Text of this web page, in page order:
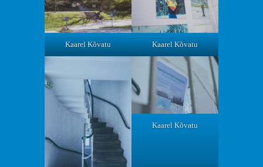
Kaarel Kõvatu Kaarel Kõvatu
Kaarel Kõvatu